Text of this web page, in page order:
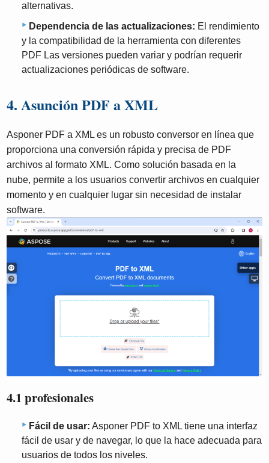
alternativas.
Dependencia de las actualizaciones: El rendimiento
y la compatibilidad de la herramienta con diferentes
PDF Las versiones pueden variar y podrían requerir
actualizaciones periódicas de software.
4. Asunción PDF a XML
Asponer PDF a XML es un robusto conversor en línea que
proporciona una conversión rápida y precisa de PDF
archivos al formato XML. Como solución basada en la
nube, permite a los usuarios convertir archivos en cualquier
momento y en cualquier lugar sin necesidad de instalar
software.
4.1 profesionales
Fácil de usar: Asponer PDF to XML tiene una interfaz
fácil de usar y de navegar, lo que la hace adecuada para
usuarios de todos los niveles.